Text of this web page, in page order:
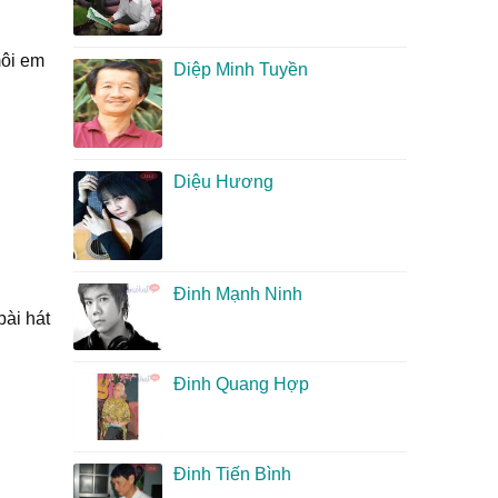
em
hát
Diệp Minh Tuyền
Diệu Hương
Đinh Mạnh Ninh
Đinh Quang Hợp
Đinh Tiến Bình